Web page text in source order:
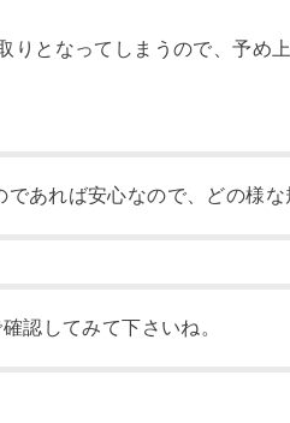
りとなってしまうので、予め
であれば安心なので、どの様な
認してみて下さいね。